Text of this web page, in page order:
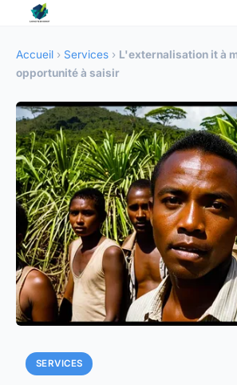
Accueil › Services › L'externalisation it à
opportunité à saisir
SERVICES